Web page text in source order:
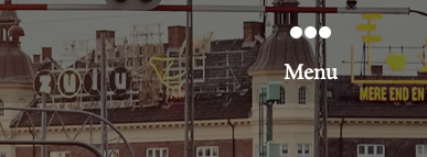
Menu